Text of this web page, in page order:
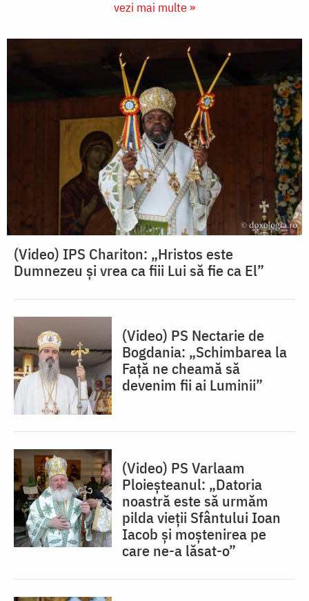
vezi mai multe »
(Video) IPS Chariton: „Hristos este
Dumnezeu și vrea ca fiii Lui să fie ca El”
(Video) PS Nectarie de
Bogdania: „Schimbarea la
Față ne cheamă să
devenim fii ai Luminii”
(Video) PS Varlaam
Ploieșteanul: „Datoria
noastră este să urmăm
pilda vieții Sfântului Ioan
Iacob și moștenirea pe
care ne-a lăsat-o”